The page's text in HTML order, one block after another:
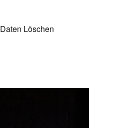
Daten Löschen